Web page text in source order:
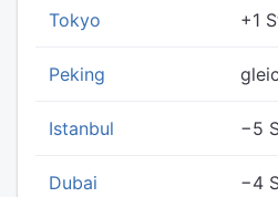
Tokyo +1
Peking
Istanbul −5
Dubai −4